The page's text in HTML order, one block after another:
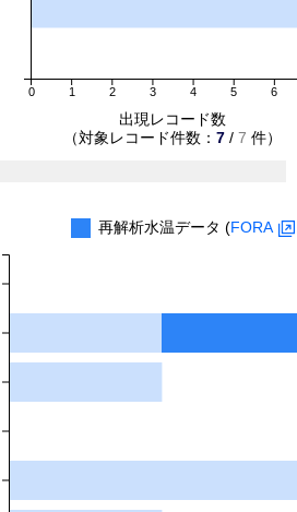
0 1 2 3 4 5 6
出現レコード数
（対象レコード件数： 7 / 7 件）
再解析水温データ (FORA